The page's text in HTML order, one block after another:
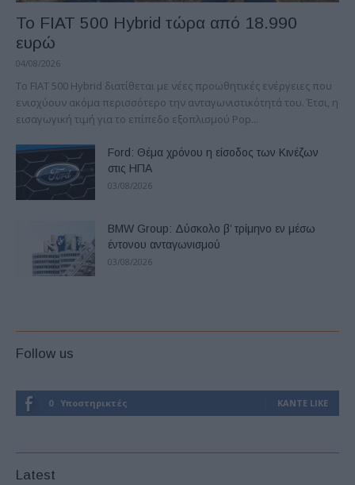
Το FIAT 500 Hybrid τώρα από 18.990
ευρώ
04/08/2026
Το FIAT 500 Hybrid διατίθεται με νέες προωθητικές ενέργειες που
ενισχύουν ακόμα περισσότερο την ανταγωνιστικότητά του. Έτσι, η
εισαγωγική τιμή για το επίπεδο εξοπλισμού Pop...
Ford: Θέμα χρόνου η είσοδος των Κινέζων
στις ΗΠΑ
03/08/2026
BMW Group: Δύσκολο β’ τρίμηνο εν μέσω
έντονου ανταγωνισμού
03/08/2026
Follow us
0 Υποστηρικτές ΚΆΝΤΕ LIKE
Latest